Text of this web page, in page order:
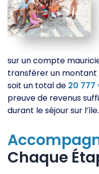
sur un compte
transférer un montant
soit un total de 20 777
preuve de revenus
durant le séjour sur l’île.
Chaque